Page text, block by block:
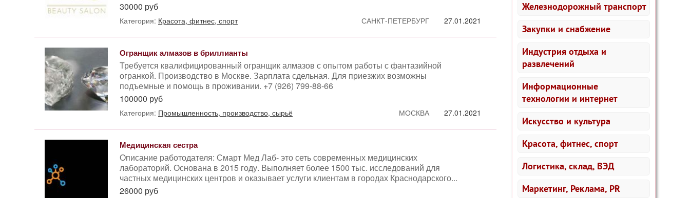
Железнодорожный транспорт
Закупки и снабжение
Индустрия отдыха и
развлечений
Информационные
технологии и интернет
Искусство и культура
Красота, фитнес, спорт
Логистика, склад, ВЭД
Маркетинг, Реклама, PR
30000 руб
Категория: Красота, фитнес, спорт САНКТ-ПЕТЕРБУРГ 27.01.2021
Огранщик алмазов в бриллианты
Требуется квалифицированный огранщик алмазов с опытом работы с фантазийной
огранкой. Производство в Москве. Зарплата сдельная. Для приезжих возможны
подъемные и помощь в проживании. +7 (926) 799-88-66
100000 руб
Категория: Промышленность, производство, сырьё МОСКВА 27.01.2021
Медицинская сестра
Описание работодателя: Смарт Мед Лаб- это сеть современных медицинских
лабораторий. Основана в 2015 году. Выполняет более 1500 тыс. исследований для
частных медицинских центров и оказывает услуги клиентам в городах Краснодарского...
26000 руб